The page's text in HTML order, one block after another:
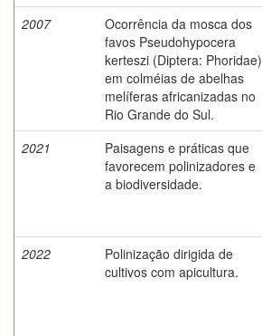
2007
Ocorrência da mosca dos
favos Pseudohypocera
kerteszi (Diptera: Phoridae)
em colméias de abelhas
melíferas africanizadas no
Rio Grande do Sul.
2021
Paisagens e práticas que
favorecem polinizadores e
a biodiversidade.
2022
Polinização dirigida de
cultivos com apicultura.